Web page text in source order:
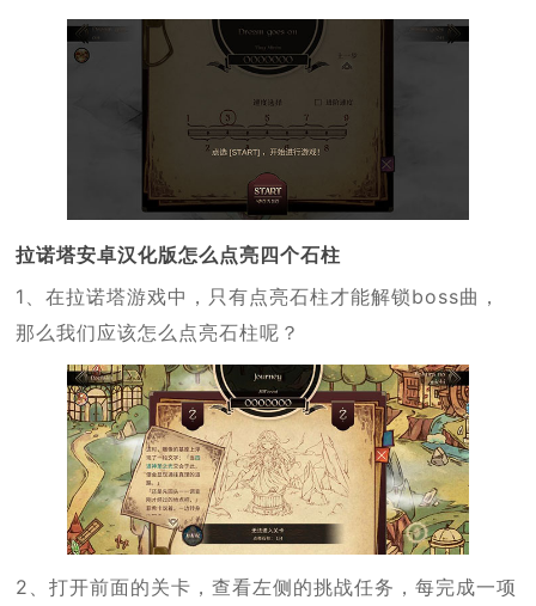
拉诺塔安卓汉化版怎么点亮四个石柱
1、在拉诺塔游戏中，只有点亮石柱才能解锁boss曲，
那么我们应该怎么点亮石柱呢？
2、打开前面的关卡，查看左侧的挑战任务，每完成一项